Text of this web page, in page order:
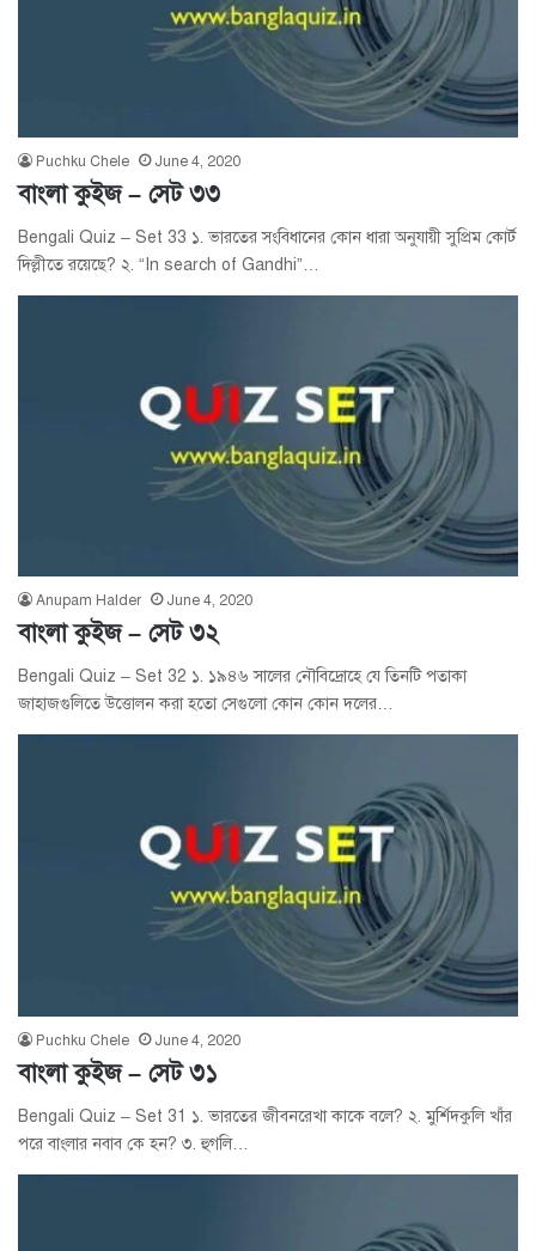
Puchku Chele June 4, 2020
বাংলা কুইজ – সেট ৩৩
Bengali Quiz – Set 33 ১. ভারতের সংবিধানের কোন ধারা অনুযায়ী সুপ্রিম কোর্ট
দিল্লীতে রয়েছে? ২. “In search of Gandhi”…
Anupam Halder June 4, 2020
বাংলা কুইজ – সেট ৩২
Bengali Quiz – Set 32 ১. ১৯৪৬ সালের নৌবিদ্রোহে যে তিনটি পতাকা
জাহাজগুলিতে উত্তোলন করা হতো সেগুলো কোন কোন দলের…
Puchku Chele June 4, 2020
বাংলা কুইজ – সেট ৩১
Bengali Quiz – Set 31 ১. ভারতের জীবনরেখা কাকে বলে? ২. মুর্শিদকুলি খাঁর
পরে বাংলার নবাব কে হন? ৩. হুগলি…